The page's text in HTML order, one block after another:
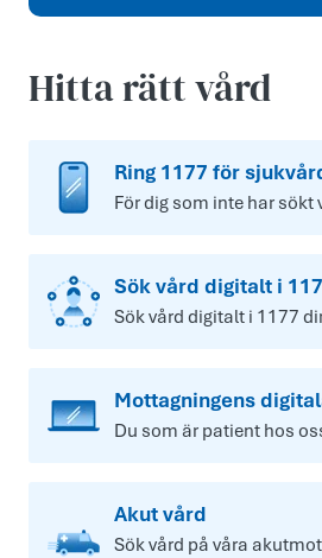
Hitta rätt vård
Ring 1177 för
För dig som inte har sökt
Sök vård digitalt i
Sök vård digitalt i 1177
Mottagningens
Du som är patient hos
Akut vård
Sök vård på våra